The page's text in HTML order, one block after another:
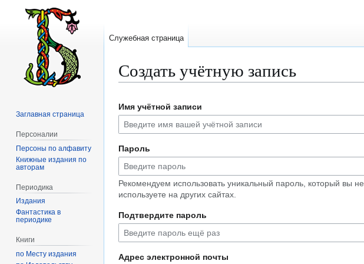
Создать учётную запись
к
навигации
к
поиску
Имя учётной записи
Пароль
Рекомендуем использовать уникальный пароль, который вы не
используете на других сайтах.
Подтвердите пароль
Адрес электронной почты
Служебная страница
Заглавная страница
Персоналии
Персоны по алфавиту
Книжные издания по
авторам
Периодика
Издания
Фантастика в
периодике
Книги
по Месту издания